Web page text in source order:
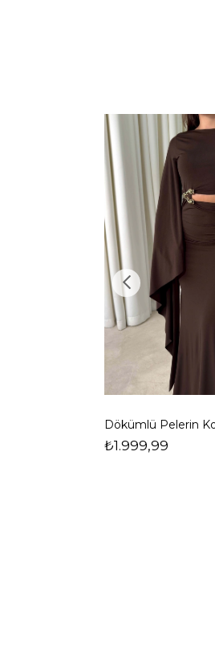
₺1.999,99